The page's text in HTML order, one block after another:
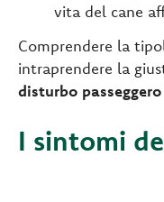
vita del cane
Comprendere la
intraprendere la
disturbo
I sintomi